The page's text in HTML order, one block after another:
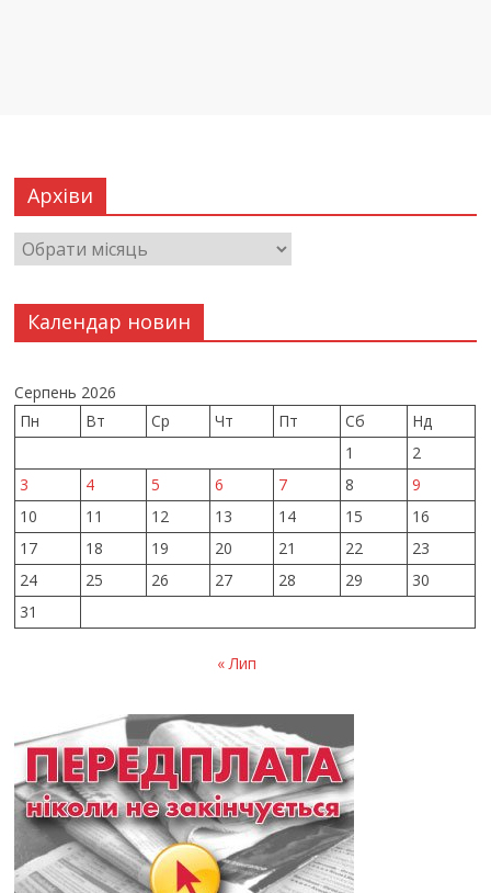
Архіви
Календар новин
Серпень 2026
Пн
Вт Ср Чт Пт Сб
Нд
1
2
3
4 5 6 7 8
9
10
11 12 13 14 15
16
17
18 19 20 21 22
23
24
25 26 27 28 29
30
31
« Лип